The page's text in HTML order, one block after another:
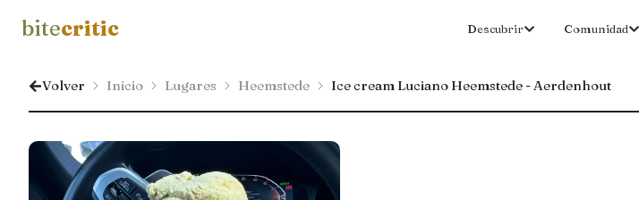
bitecritic Descubrir Comunidad
Volver Inicio Lugares Heemstede Ice cream Luciano Heemstede - Aerdenhout